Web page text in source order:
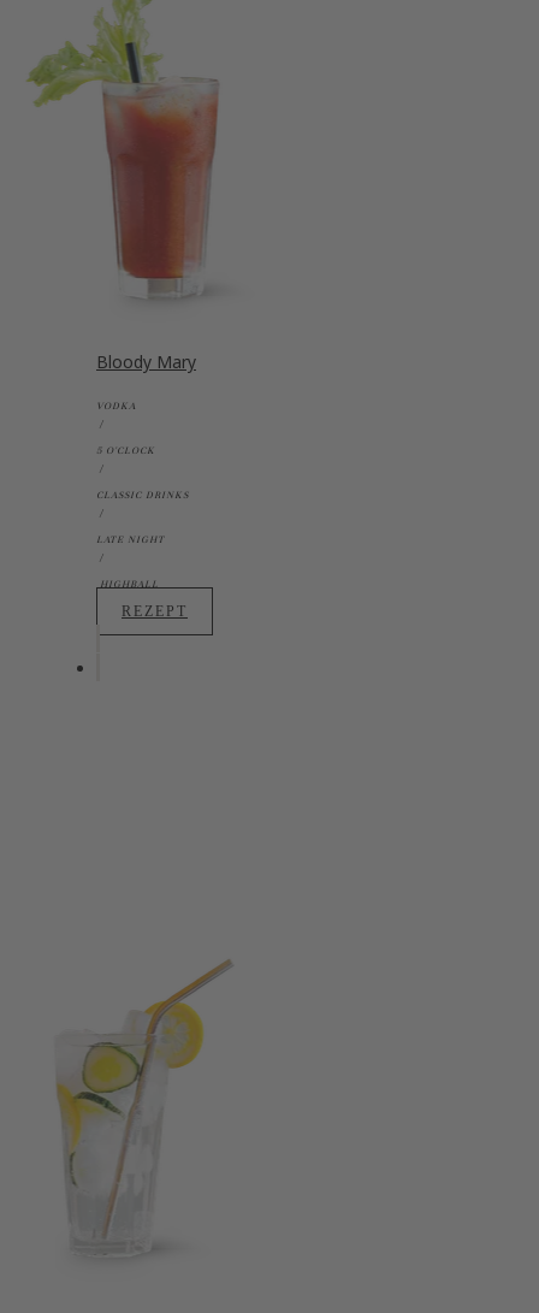
Bloody Mary
VODKA
5 O'CLOCK
CLASSIC DRINKS
LATE NIGHT
HIGHBALL
REZEPT